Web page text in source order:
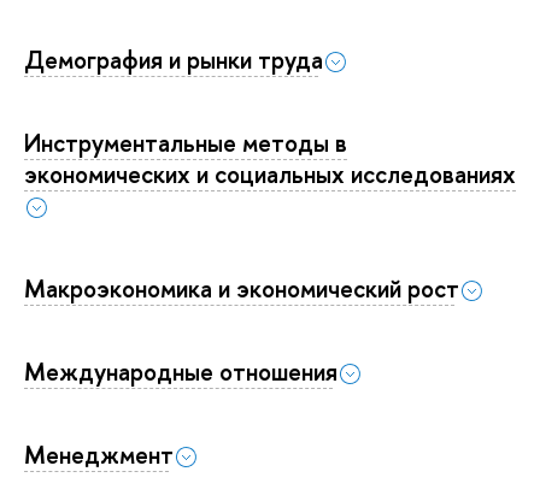
Демография и рынки труда
Инструментальные методы в
экономических и социальных исследованиях
Макроэкономика и экономический рост
Международные отношения
Менеджмент